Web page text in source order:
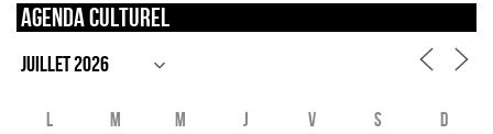
Agenda culturel
L M M J V S D